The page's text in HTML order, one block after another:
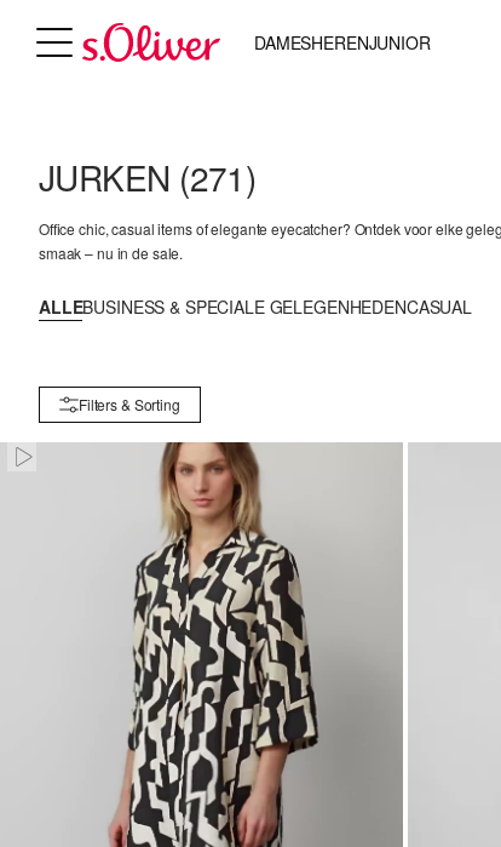
DAMESHERENJUNIOR
JURKEN (271)
Office chic, casual items of elegante eyecatcher? Ontdek voor elke
smaak – nu in de sale.
ALLEBUSINESS & SPECIALE GELEGENHEDENCASUAL
Filters & Sorting
Paused • Muted